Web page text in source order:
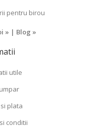
pentru birou
» | Blog »
utile
plata
conditii